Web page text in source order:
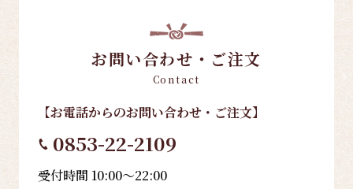
お問い合わせ・ご注文
Contact
【お電話からのお問い合わせ・ご注文】
0853-22-2109
受付時間 10:00～22:00